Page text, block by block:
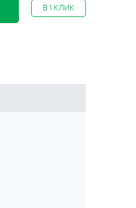
В 1 КЛИК